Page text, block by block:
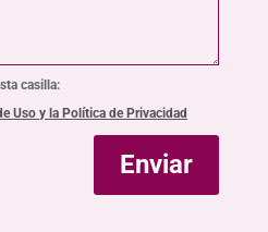
casilla:
Uso y la Política de Privacidad
Enviar